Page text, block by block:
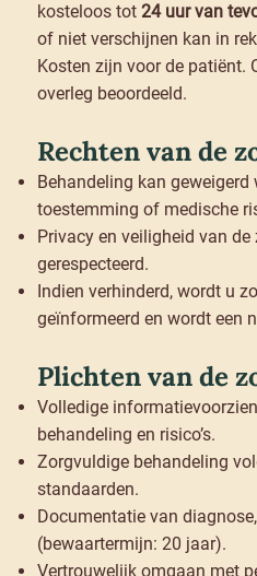
kosteloos tot 24 uur van
of niet verschijnen kan in
Kosten zijn voor de patiënt.
overleg beoordeeld.
Rechten van de
Behandeling kan
toestemming of medische
Privacy en veiligheid van de
gerespecteerd.
Indien verhinderd, wordt u
geïnformeerd en wordt een
Plichten van de
Volledige
behandeling en risico’s.
Zorgvuldige behandeling
standaarden.
Documentatie van
(bewaartermijn: 20 jaar).
Vertrouwelijk omgaan met